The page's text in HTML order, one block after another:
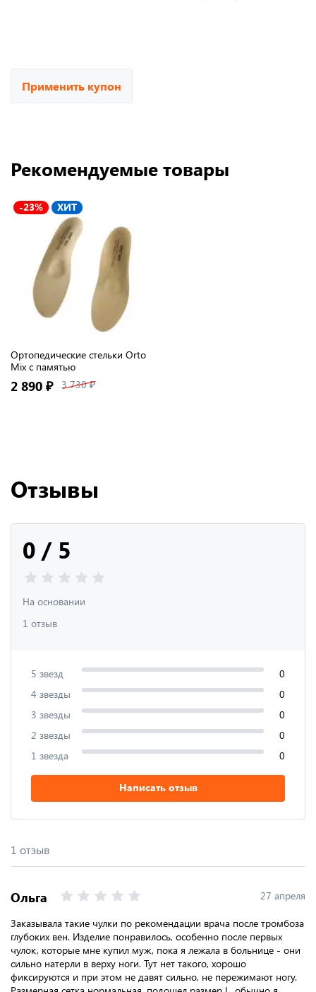
Применить купон
Рекомендуемые товары
-23% ХИТ
Ортопедические стельки Orto
Mix с памятью
2 890 ₽ 3 730 ₽
Отзывы
0 / 5
На основании
1 отзыв
5 звезд
0
4 звезды
0
3 звезды
0
2 звезды
0
1 звезда
0
Написать отзыв
1 отзыв
Ольга 27 апреля
Заказывала такие чулки по рекомендации врача после тромбоза
глубоких вен. Изделие понравилось, особенно после первых
чулок, которые мне купил муж, пока я лежала в больнице - они
сильно натерли в верху ноги. Тут нет такого, хорошо
фиксируются и при этом не давят сильно, не пережимают ногу.